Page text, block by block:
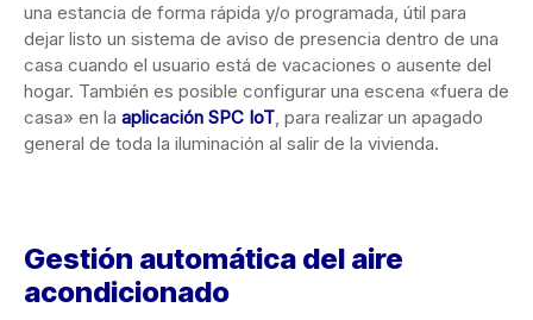
una estancia de forma rápida y/o programada, útil para
dejar listo un sistema de aviso de presencia dentro de una
casa cuando el usuario está de vacaciones o ausente del
hogar. También es posible configurar una escena «fuera de
casa» en la aplicación SPC IoT, para realizar un apagado
general de toda la iluminación al salir de la vivienda.
Gestión automática del aire
acondicionado